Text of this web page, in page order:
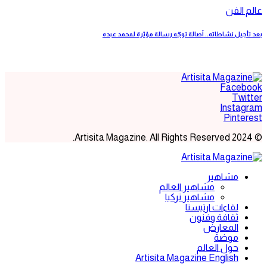
عالم الفن
بعد تأجيل نشاطاته.. أصالة توجّه رسالة مؤثرة لمحمد عبده
Facebook
Twitter
Instagram
Pinterest
© 2024 Artisita Magazine. All Rights Reserved.
مشاهير
مشاهير العالم
مشاهير تركيا
لقاءات ارتيستا
ثقافة وفنون
المعارض
موضة
حول العالم
Artisita Magazine English